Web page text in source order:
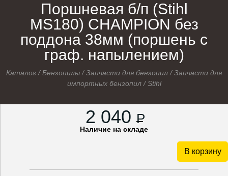
Поршневая б/п (Stihl
MS180) CHAMPION без
поддона 38мм (поршень с
граф. напылением)
Каталог /Бензопилы /Запчасти для бензопил /Запчасти для
импортных бензопил/Stihl
2 040 P
Наличие на складе
В корзину